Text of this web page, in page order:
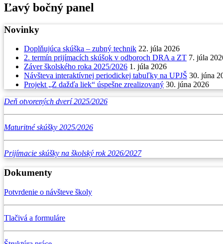
Ľavý bočný panel
Novinky
Doplňujúca skúška – zubný technik 22. júla 2026
2. termín prijímacích skúšok v odboroch DRA a ZT 7. júla
Záver školského roka 2025/2026 1. júla 2026
Návšteva interaktívnej periodickej tabuľky na UPJŠ 30. júna
Projekt „Z dažďa liek“ úspešne zrealizovaný 30. júna 2026
Deň otvorených dverí 2025/2026
Maturitné skúšky 2025/2026
Prijímacie skúšky na školský rok 2026/2027
Dokumenty
Potvrdenie o návšteve školy
Tlačivá a formuláre